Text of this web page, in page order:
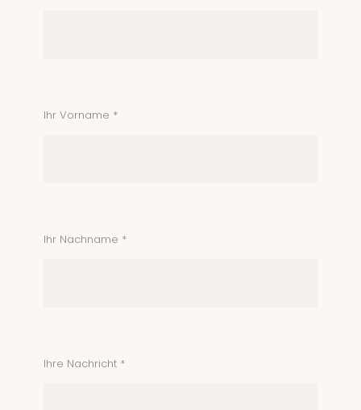
Ihr Vorname *
Ihr Nachname *
Ihre Nachricht *